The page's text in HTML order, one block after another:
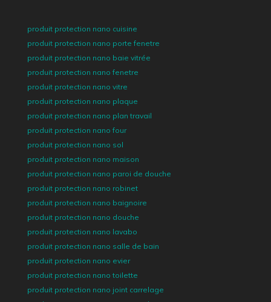
produit protection nano cuisine
produit protection nano porte fenetre
produit protection nano baie vitrée
produit protection nano fenetre
produit protection nano vitre
produit protection nano plaque
produit protection nano plan travail
produit protection nano four
produit protection nano sol
produit protection nano maison
produit protection nano paroi de douche
produit protection nano robinet
produit protection nano baignoire
produit protection nano douche
produit protection nano lavabo
produit protection nano salle de bain
produit protection nano evier
produit protection nano toilette
produit protection nano joint carrelage